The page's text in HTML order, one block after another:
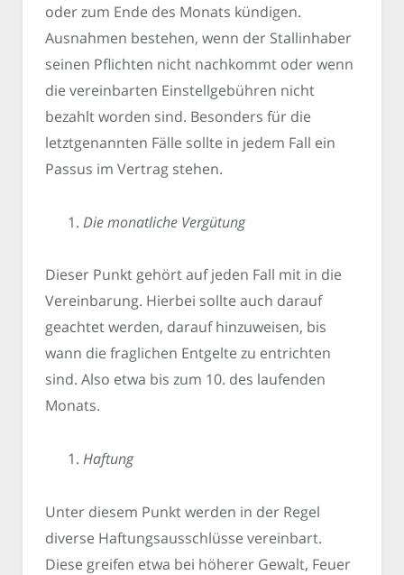
oder zum Ende des Monats kündigen.
Ausnahmen bestehen, wenn der Stallinhaber
seinen Pflichten nicht nachkommt oder wenn
die vereinbarten Einstellgebühren nicht
bezahlt worden sind. Besonders für die
letztgenannten Fälle sollte in jedem Fall ein
Passus im Vertrag stehen.
Die monatliche Vergütung
Dieser Punkt gehört auf jeden Fall mit in die
Vereinbarung. Hierbei sollte auch darauf
geachtet werden, darauf hinzuweisen, bis
wann die fraglichen Entgelte zu entrichten
sind. Also etwa bis zum 10. des laufenden
Monats.
Haftung
Unter diesem Punkt werden in der Regel
diverse Haftungsausschlüsse vereinbart.
Diese greifen etwa bei höherer Gewalt, Feuer